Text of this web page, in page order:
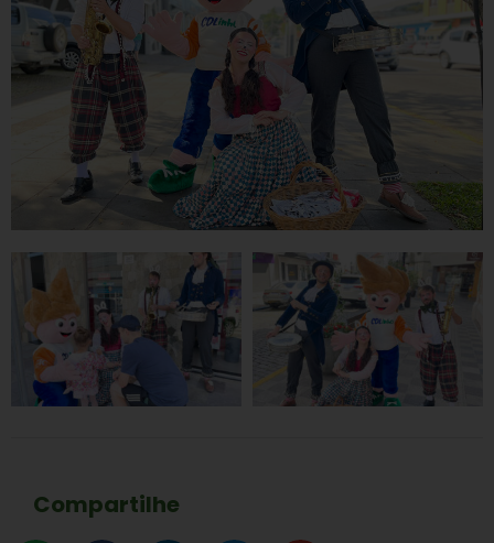
Compartilhe